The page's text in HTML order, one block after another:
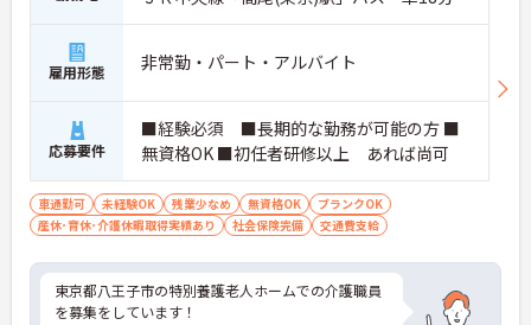
雇用形態 非常勤・パート・アルバイト
応募要件
■経験必須 ■長期的な勤務が可能の方 ■
無資格OK ■初任者研修以上 あれば尚可
車通勤可 未経験OK 残業少なめ 無資格OK
ブランクOK
産休･育休･介護休暇取得実績あり
社会保険完備 交通費支給
東京都八王子市の特別養護老人ホームでの介護職員
を募集をしています！